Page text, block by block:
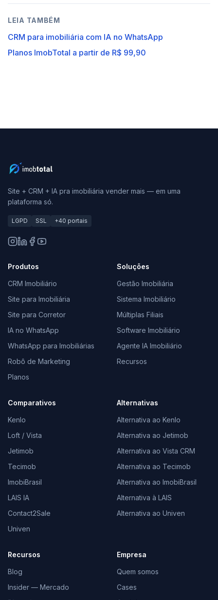
LEIA TAMBÉM
CRM para imobiliária com IA no WhatsApp
Planos ImobTotal a partir de R$ 99,90
Site + CRM + IA pra imobiliária vender mais — em uma
plataforma só.
LGPD SSL +40 portais
Produtos
CRM Imobiliário
Site para Imobiliária
Site para Corretor
IA no WhatsApp
WhatsApp para Imobiliárias
Robô de Marketing
Planos
Soluções
Gestão Imobiliária
Sistema Imobiliário
Múltiplas Filiais
Software Imobiliário
Agente IA Imobiliário
Recursos
Comparativos
Kenlo
Loft / Vista
Jetimob
Tecimob
ImobiBrasil
LAIS IA
Contact2Sale
Univen
Alternativas
Alternativa ao Kenlo
Alternativa ao Jetimob
Alternativa ao Vista CRM
Alternativa ao Tecimob
Alternativa ao ImobiBrasil
Alternativa à LAIS
Alternativa ao Univen
Recursos
Blog
Insider — Mercado
Empresa
Quem somos
Cases